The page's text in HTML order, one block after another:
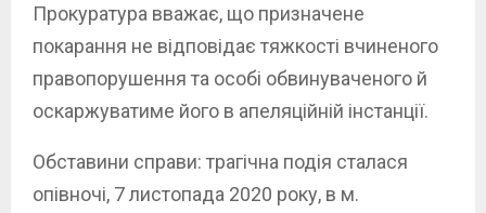
Прокуратура вважає, що призначене
покарання не відповідає тяжкості вчиненого
правопорушення та особі обвинуваченого й
оскаржуватиме його в апеляційній інстанції.
Обставини справи: трагічна подія сталася
опівночі, 7 листопада 2020 року, в м.